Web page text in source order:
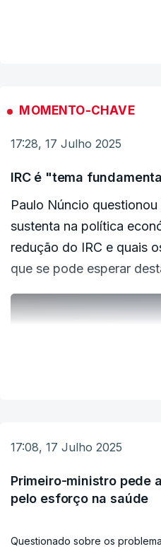
parte do que estivesse a
explicar porque o
suplementos
as pensões porque isso
anual do país
ERRO100
MOMENTO-CHAVE
17:28, 17 Julho 2025
IRC é "tema
Paulo Núncio
sustenta na política
redução do IRC e quais
que se pode esperar
17:08, 17 Julho 2025
Primeiro-ministro pede
pelo esforço na saúde
Questionado sobre os